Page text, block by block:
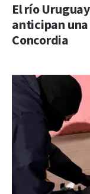
El río
anticipan
Concordia